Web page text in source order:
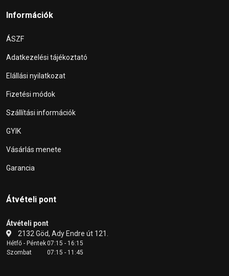
Információk
ÁSZF
Adatkezelési tájékoztató
Elállási nyilatkozat
Fizetési módok
Szállítási információk
GYIK
Vásárlás menete
Garancia
Átvételi pont
Átvételi pont
2132 Göd, Ady Endre út 121.
Hétfő - Péntek07:15 - 16:15
Szombat
07:15 - 11:45